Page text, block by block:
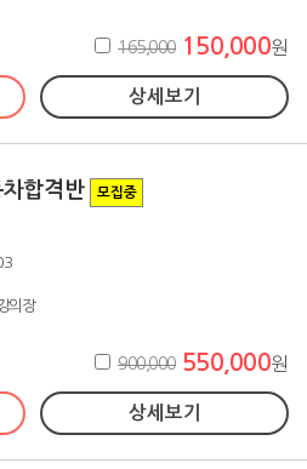
165,000 150,000원
상세보기
합격반 모집중
의장
900,000 550,000원
상세보기